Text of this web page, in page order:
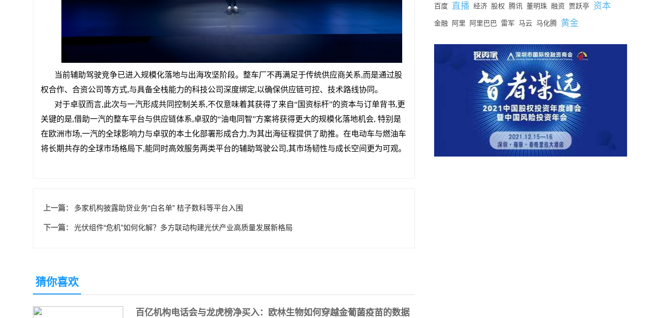
当前辅助驾驶竞争已进入规模化落地与出海攻坚阶段。整车厂不再满足于传统供应商关系,而是通过股
权合作、合资公司等方式,与具备全栈能力的科技公司深度绑定,以确保供应链可控、技术路线协同。
对于卓驭而言,此次与一汽形成共同控制关系,不仅意味着其获得了来自“国资标杆”的资本与订单背书,更
关键的是,借助一汽的整车平台与供应链体系,卓驭的“油电同智”方案将获得更大的规模化落地机会, 特别是
在欧洲市场,一汽的全球影响力与卓驭的本土化部署形成合力,为其出海征程提供了助推。在电动车与燃油车
将长期共存的全球市场格局下,能同时高效服务两类平台的辅助驾驶公司,其市场韧性与成长空间更为可观。
上一篇： 多家机构披露助贷业务“白名单” 桔子数科等平台入围
下一篇： 光伏组件“危机”如何化解？多方联动构建光伏产业高质量发展新格局
猜你喜欢
百亿机构电话会与龙虎榜净买入：欧林生物如何穿越金葡菌疫苗的数据
百度 直播 经济 股权 腾讯 董明珠 融资 贾跃亭 资本
金融 阿里 阿里巴巴 雷军 马云 马化腾 黄金